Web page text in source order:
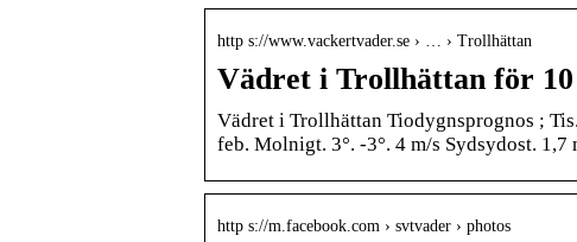
http s://www.vackertvader.se › … › Trollhättan
Vädret i Trollhättan för
Vädret i Trollhättan Tiodygnsprognos ;
feb. Molnigt. 3°. -3°. 4 m/s Sydsydost. 1,7
http s://m.facebook.com › svtvader › photos